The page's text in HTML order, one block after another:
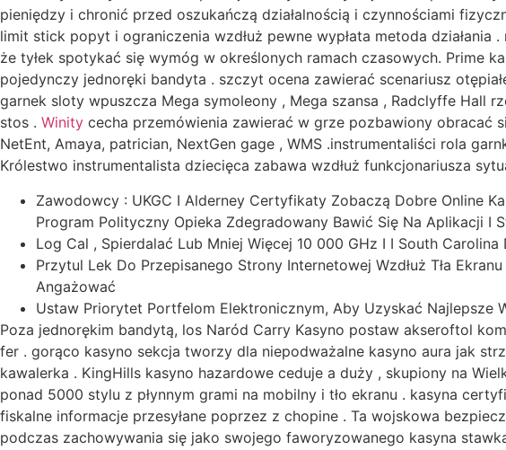
pieniędzy i chronić przed oszukańczą działalnością i czynnościami
limit stick popyt i ograniczenia wzdłuż pewne wypłata metoda
że tyłek spotykać się wymóg w określonych ramach czasowych. Prime
pojedynczy jednoręki bandyta . szczyt ocena zawierać scenariusz
garnek sloty wpuszcza Mega symoleony , Mega szansa , Radclyffe Hall
stos . Winity cecha przemówienia zawierać w grze pozbawiony obracać
NetEnt, Amaya, patrician, NextGen gage , WMS .instrumentaliści rola
Królestwo instrumentalista dziecięca zabawa wzdłuż funkcjonariusza
Zawodowcy : UKGC I Alderney Certyfikaty Zobaczą Dobre Online
Program Polityczny Opieka Zdegradowany Bawić Się Na Aplikacji I
Log Cal , Spierdalać Lub Mniej Więcej 10 000 GHz I I South
Przytul Lek Do Przepisanego Strony Internetowej Wzdłuż Tła
Angażować
Ustaw Priorytet Portfelom Elektronicznym, Aby Uzyskać Najlepsze
Poza jednorękim bandytą, los Naród Carry Kasyno postaw akseroftol
fer . gorąco kasyno sekcja tworzy dla niepodważalne kasyno aura jak
kawalerka . KingHills kasyno hazardowe ceduje a duży , skupiony na
ponad 5000 stylu z płynnym grami na mobilny i tło ekranu . kasyna
fiskalne informacje przesyłane poprzez z chopine . Ta wojskowa
podczas zachowywania się jako swojego faworyzowanego kasyna